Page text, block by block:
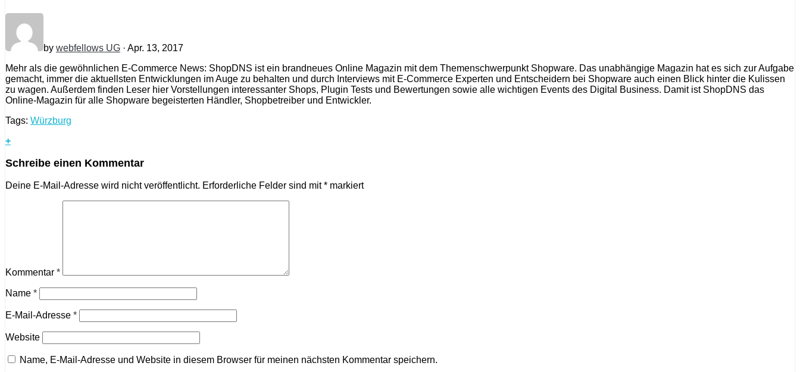
by webfellows UG · Apr. 13, 2017
Mehr als die gewöhnlichen E-Commerce News: ShopDNS ist ein brandneues Online Magazin mit dem Themenschwerpunkt Shopware. Das unabhängige Magazin hat es sich zur Aufgabe
gemacht, immer die aktuellsten Entwicklungen im Auge zu behalten und durch Interviews mit E-Commerce Experten und Entscheidern bei Shopware auch einen Blick hinter die Kulissen
zu wagen. Außerdem finden Leser hier Vorstellungen interessanter Shops, Plugin Tests und Bewertungen sowie alle wichtigen Events des Digital Business. Damit ist ShopDNS das
Online-Magazin für alle Shopware begeisterten Händler, Shopbetreiber und Entwickler.
Tags: Würzburg
+
Schreibe einen Kommentar
Deine E-Mail-Adresse wird nicht veröffentlicht. Erforderliche Felder sind mit* markiert
Kommentar *
Name *
E-Mail-Adresse *
Website
Name, E-Mail-Adresse und Website in diesem Browser für meinen nächsten Kommentar speichern.